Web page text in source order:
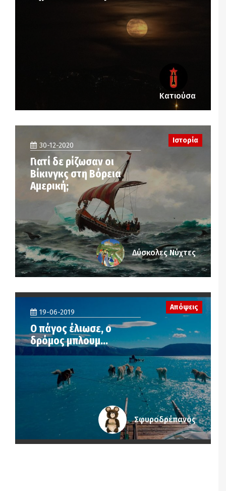
Κατιούσα
30-12-2020
Γιατί δε ρίζωσαν οι
Βίκινγκς στη Βόρεια
Αμερική;
Ιστορία
Δύσκολες Νύχτες
19-06-2019
Ο πάγος έλιωσε, ο
δρόμος μπλουμ…
Απόψεις
Σφυροδρέπανος